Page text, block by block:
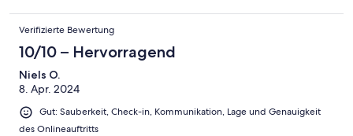
Verifizierte Bewertung
10/10 – Hervorragend
Niels O.
8. Apr. 2024
Gut: Sauberkeit, Check-in, Kommunikation, Lage und Genauigkeit
des Onlineauftritts